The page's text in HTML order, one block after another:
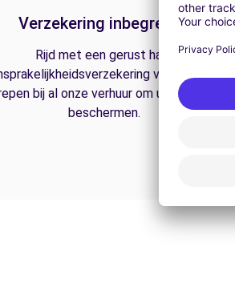
Verzekering inbegrepen
Rijd met een gerust hart.
van derden is
bij al onze verhuur om u op de weg te
beschermen.